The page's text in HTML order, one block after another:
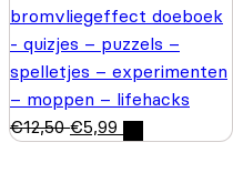
bromvliegeffect doeboek
- quizjes – puzzels –
spelletjes – experimenten
– moppen – lifehacks
€12,50 €5,99